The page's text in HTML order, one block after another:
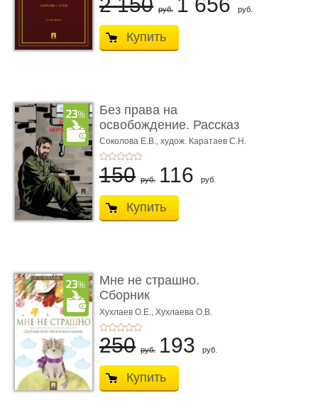
руб. руб.
Купить
Без права на
освобождение. Рассказ
Соколова Е.В., худож. Каратаев С.Н.
150 руб. 116 руб.
Купить
Мне не страшно.
Сборник
терапевтических
сказо� ...
Хухлаев О.Е., Хухлаева О.В.
250 руб. 193 руб.
Купить